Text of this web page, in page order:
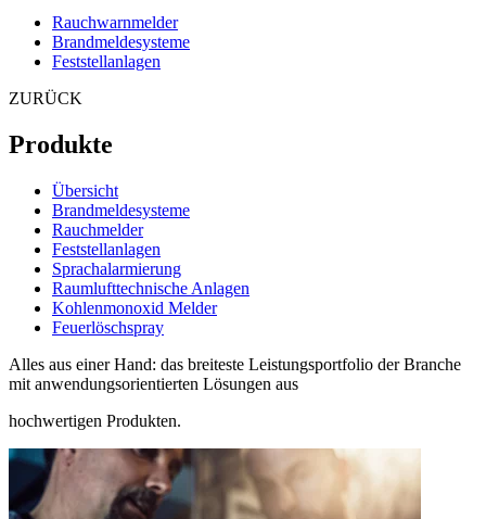
Rauchwarnmelder
Brandmeldesysteme
Feststellanlagen
ZURÜCK
Produkte
Übersicht
Brandmeldesysteme
Rauchmelder
Feststellanlagen
Sprachalarmierung
Raumlufttechnische Anlagen
Kohlenmonoxid Melder
Feuerlöschspray
Alles aus einer Hand: das breiteste Leistungsportfolio der Branche
mit anwendungsorientierten Lösungen aus
hochwertigen Produkten.